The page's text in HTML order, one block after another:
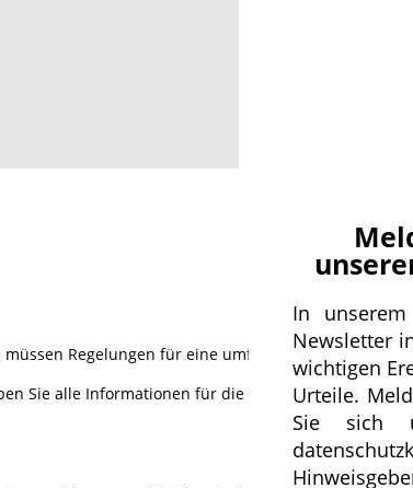
In
Newsletter
wichtigen
Urteile.
Sie sich
Regelungen für eine umfassende Compliance
Sie alle Informationen für die